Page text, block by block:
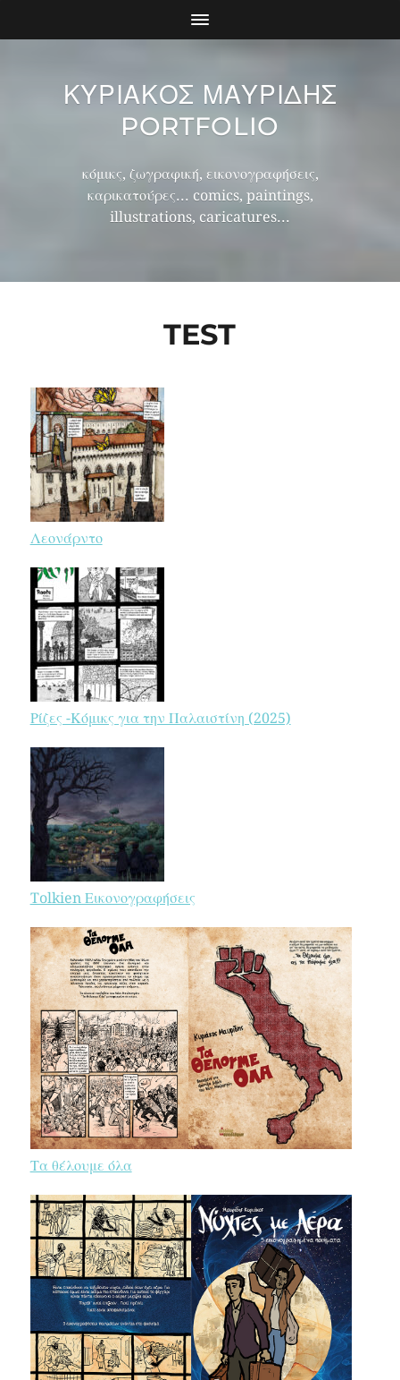
ΚΥΡΙΑΚΟΣ ΜΑΥΡΙΔΗΣ
PORTFOLIO
κόμικς, ζωγραφική, εικονογραφήσεις,
καρικατούρες... comics, paintings,
illustrations, caricatures...
TEST
Λεονάρντο
Ρίζες -Κόμικς για την Παλαιστίνη (2025)
Tolkien Εικονογραφήσεις
Τα θέλουμε όλα